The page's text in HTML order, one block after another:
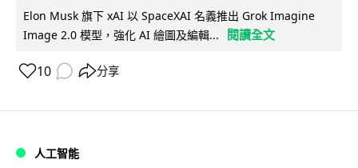
Elon Musk 旗下 xAI 以 SpaceXAI 名義推出 Grok Imagine
Image 2.0 模型，強化 AI 繪圖及編輯...
閱讀全文
10 分享
人工智能